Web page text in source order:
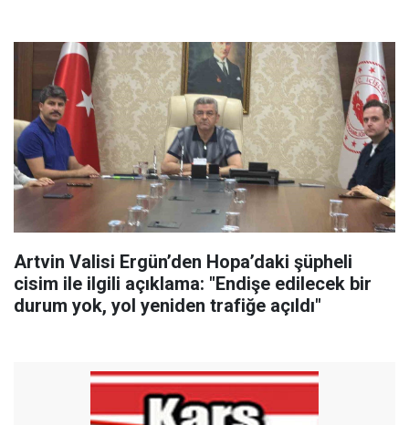
Artvin Valisi Ergün’den Hopa’daki şüpheli
cisim ile ilgili açıklama: "Endişe edilecek bir
durum yok, yol yeniden trafiğe açıldı"